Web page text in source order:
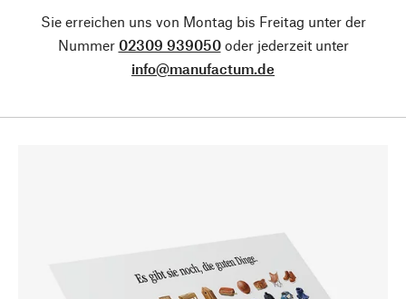
Sie erreichen uns von Montag bis Freitag unter der
Nummer 02309 939050oder jederzeit unter
info@manufactum.de